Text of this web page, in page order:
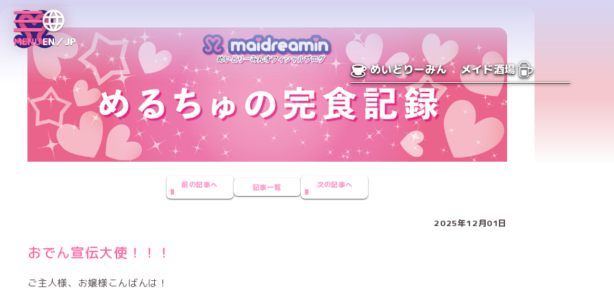
MENUEN／JP
めいどりーみん メイド酒場
前の記事へ 記事一覧 次の記事へ
2025年12月01日
おでん宣伝大使！！！
ご主人様、お嬢様こんばんは！